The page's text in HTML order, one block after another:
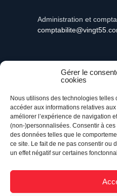
Gérer le
cookies
Nous utilisons des technologies telles
accéder aux informations relatives
améliorer l’expérience de navigation
(non-)personnalisées. Consentir à
des données telles que le
ce site. Le fait de ne pas consentir ou
un effet négatif sur certaines
Administration et
Vingt55©Propulsé par